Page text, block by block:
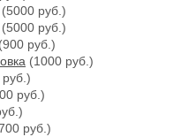
(5000 руб.)
(5000 руб.)
(900 руб.)
(1000 руб.)
руб.)
руб.)